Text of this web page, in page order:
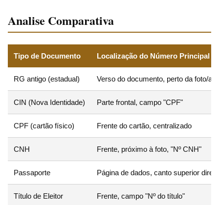
Analise Comparativa
Tipo de Documento Localização do Número Principal
RG antigo (estadual) Verso do documento, perto da foto/
CIN (Nova Identidade) Parte frontal, campo "CPF"
CPF (cartão físico) Frente do cartão, centralizado
CNH Frente, próximo à foto, "Nº CNH"
Passaporte Página de dados, canto superior
Título de Eleitor Frente, campo "Nº do título"